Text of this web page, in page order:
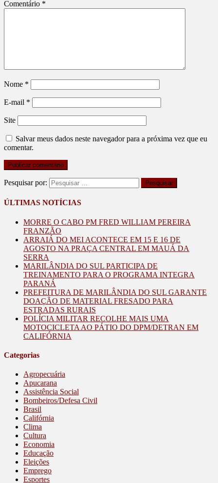
Comentário *
Nome *
E-mail *
Site
Salvar meus dados neste navegador para a próxima vez que eu
comentar.
Pesquisar por:
ÚLTIMAS NOTÍCIAS
MORRE O CABO PM FRED WILLIAM PEREIRA
FRANZÃO
ARRAIÁ DO MEI ACONTECE EM 15 E 16 DE
AGOSTO NA PRAÇA CENTRAL EM MAUÁ DA
SERRA
MARILÂNDIA DO SUL PARTICIPA DE
TREINAMENTO PARA O PROGRAMA INTEGRA
PARANÁ
PREFEITURA DE MARILÂNDIA DO SUL GARANTE
DOAÇÃO DE MATERIAL FRESADO PARA
ESTRADAS RURAIS
POLÍCIA MILITAR RECOLHE MAIS UMA
MOTOCICLETA AO PÁTIO DO DPM/DETRAN EM
CALIFÓRNIA
Categorias
Agropecuária
Apucarana
Assistência Social
Bombeiros/Defesa Civil
Brasil
Califórnia
Clima
Cultura
Economia
Educação
Eleições
Emprego
Esportes